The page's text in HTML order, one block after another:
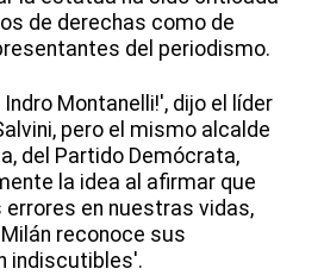
de derechas como de
del periodismo.
Montanelli!', dijo el líder
pero el mismo alcalde
del Partido Demócrata,
la idea al afirmar que
en nuestras vidas,
reconoce sus
indiscutibles'.